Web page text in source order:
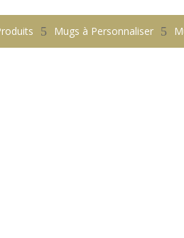
5 Mugs à Personnaliser 5